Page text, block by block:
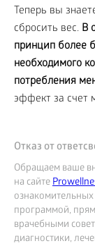
Теперь вы
сбросить вес. В
принцип более
необходимого
потребления
эффект за счет
Отказ от
Обращаем ваше
на сайте
ознакомительных
программой,
врачебными
диагностики,